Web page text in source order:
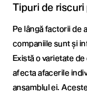
Tipuri de
Pe lângă factorii de
companiile sunt și
Există o varietate
afecta afacerile
ansamblul ei.